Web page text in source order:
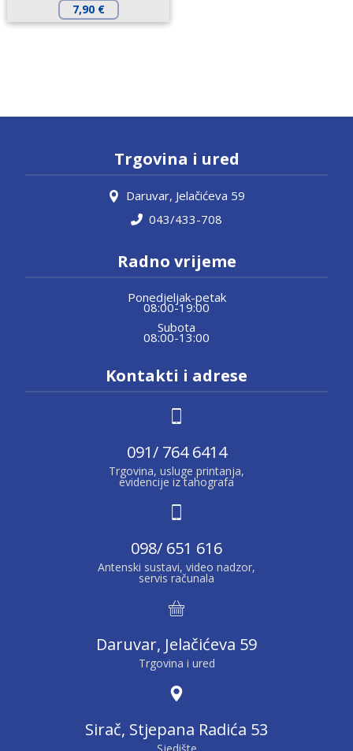
7,90 €
Trgovina i ured
Daruvar, Jelačićeva 59
043/433-708
Radno vrijeme
Ponedjeljak-petak
08:00-19:00
Subota
08:00-13:00
Kontakti i adrese
091/ 764 6414
Trgovina, usluge printanja,
evidencije iz tahografa
098/ 651 616
Antenski sustavi, video nadzor,
servis računala
Daruvar, Jelačićeva 59
Trgovina i ured
Sirač, Stjepana Radića 53